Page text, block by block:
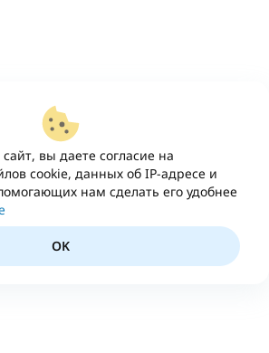
вы даете согласие на
cookie, данных об IP-адресе и
нам сделать его удобнее
OK